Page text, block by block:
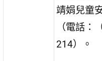
靖娟兒童
（電話：
214）。